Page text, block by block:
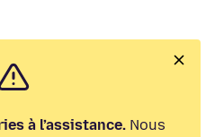
à l’assistance. Nous